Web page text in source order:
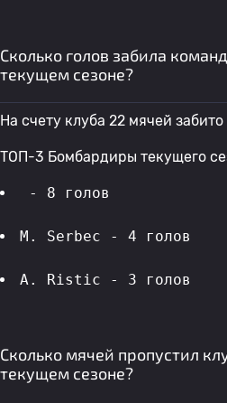
Сколько голов забила
текущем сезоне?
На счету клуба 22 мячей
ТОП-3 Бомбардиры текущего
- 8 голов
M. Serbec - 4 голов
A. Ristic - 3 голов
Сколько мячей пропустил
текущем сезоне?